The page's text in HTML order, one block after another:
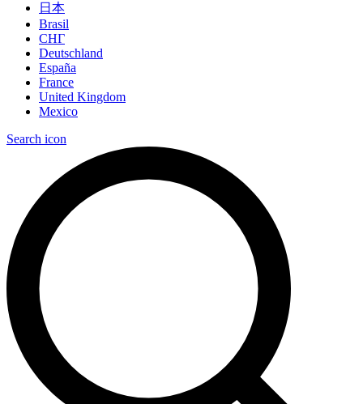
日本
Brasil
СНГ
Deutschland
España
France
United Kingdom
Mexico
Search icon